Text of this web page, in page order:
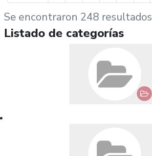
Se encontraron 248 resultados
Listado de categorías